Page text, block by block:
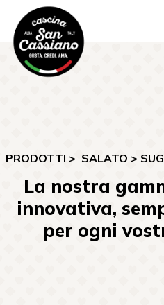
PRODOTTI > SALATO >
La nostra
innovativa,
per ogni